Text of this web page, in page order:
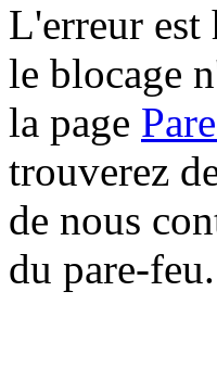
L'erreur est
le blocage
la page
trouverez
de nous
du pare-feu.